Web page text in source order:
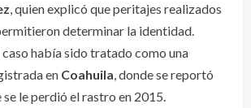
, quien explicó que peritajes realizados
determinar la identidad.
caso había sido tratado como una
en Coahuila, donde se reportó
le perdió el rastro en 2015.